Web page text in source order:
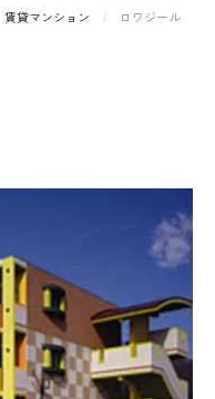
賃貸マンション ロワジール